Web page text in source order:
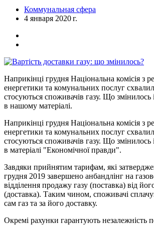
Коммунальная сфера
4 января 2020 г.
Наприкінці грудня Національна комісія з
енергетики та комунальних послуг
стосуються споживачів газу. Що змінилось
в нашому матеріалі.
Наприкінці грудня Національна комісія з
енергетики та комунальних послуг
стосуються споживачів газу. Що змінилось
в матеріалі "Економічної правди".
Завдяки прийнятим тарифам, які
грудня 2019 завершено анбандлінг на
відділення продажу газу (поставка) від
(доставка). Таким чином, споживачі
сам газ та за його доставку.
Окремі рахунки гарантують незалежність